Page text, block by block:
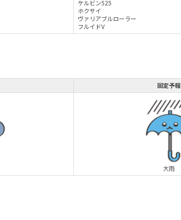
ケルビン525
ホクサイ
ヴァリアブルローラー
フルイドV
固定予報
大雨